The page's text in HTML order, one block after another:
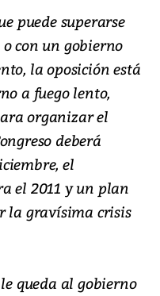
puede superarse
con un gobierno
la oposición está
a fuego lento,
organizar el
deberá
el
el 2011 y un plan
la gravísima crisis
queda al gobierno